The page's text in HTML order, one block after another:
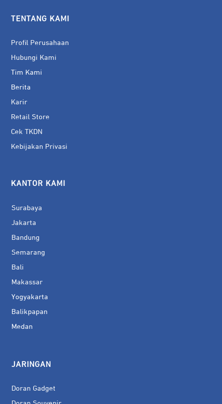
TENTANG KAMI
Profil Perusahaan
Hubungi Kami
Tim Kami
Berita
Karir
Retail Store
Cek TKDN
Kebijakan Privasi
KANTOR KAMI
Surabaya
Jakarta
Bandung
Semarang
Bali
Makassar
Yogyakarta
Balikpapan
Medan
JARINGAN
Doran Gadget